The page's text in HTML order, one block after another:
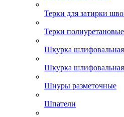
Терки для затирки
Терки полиуретановые
Шкурка шлифовальная
Шкурка
Шнуры разметочные
Шпатели